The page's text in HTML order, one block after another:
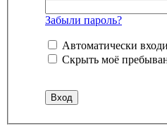
Забыли пароль?
Автоматически
Скрыть моё